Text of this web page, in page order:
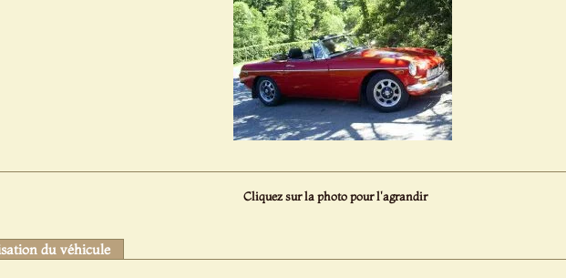
Cliquez sur la photo pour l'agrandir
du véhicule